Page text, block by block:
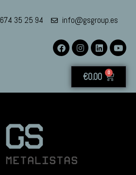
674 35 25 94 info@gsgroup.es
€0.00 0